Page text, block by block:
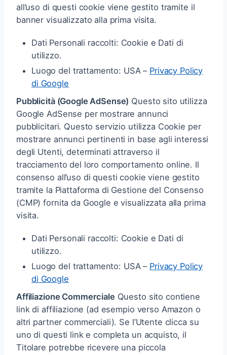
all’uso di questi cookie viene gestito tramite il
banner visualizzato alla prima visita.
Dati Personali raccolti: Cookie e Dati di
utilizzo.
Luogo del trattamento: USA – Privacy Policy
di Google
Pubblicità (Google AdSense) Questo sito utilizza
Google AdSense per mostrare annunci
pubblicitari. Questo servizio utilizza Cookie per
mostrare annunci pertinenti in base agli interessi
degli Utenti, determinati attraverso il
tracciamento del loro comportamento online. Il
consenso all’uso di questi cookie viene gestito
tramite la Piattaforma di Gestione del Consenso
(CMP) fornita da Google e visualizzata alla prima
visita.
Dati Personali raccolti: Cookie e Dati di
utilizzo.
Luogo del trattamento: USA – Privacy Policy
di Google
Affiliazione Commerciale Questo sito contiene
link di affiliazione (ad esempio verso Amazon o
altri partner commerciali). Se l’Utente clicca su
uno di questi link e completa un acquisto, il
Titolare potrebbe ricevere una piccola